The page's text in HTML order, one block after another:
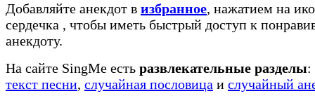
Добавляйте анекдот в избранное, нажатием на
сердечка , чтобы иметь быстрый доступ к
анекдоту.
На сайте SingMe есть развлекательные разделы:
текст песни, случайная пословица и случайный